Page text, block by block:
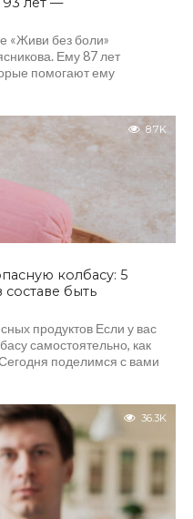
«Живи без боли»
Ему 87 лет
помогают ему
8.7K
колбасу: 5
быть
продуктов Если у вас
самостоятельно, как
поделимся с вами
36.3K